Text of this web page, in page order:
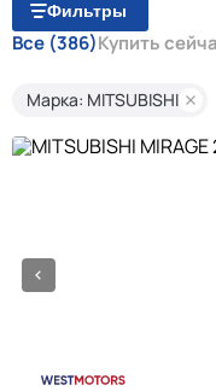
Фильтры
Все (386)Купить
Марка: MITSUBISHI